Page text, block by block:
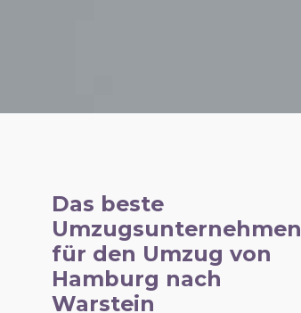
Das beste
Umzugsunternehmen
für den Umzug von
Hamburg nach
Warstein